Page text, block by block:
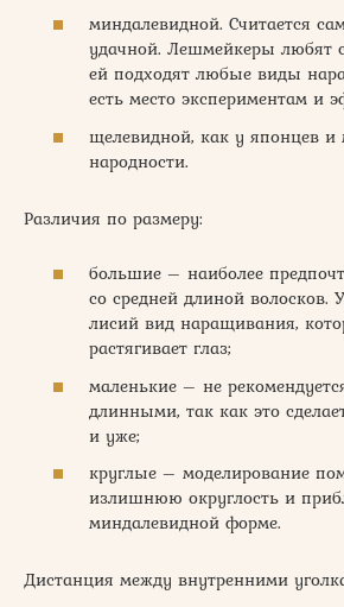
миндалевидной. Считается
удачной. Лешмейкеры любят
ей подходят любые виды
есть место экспериментам и
щелевидной, как у японцев и
народности.
Различия по размеру:
большие – наиболее
со средней длиной волосков.
лисий вид наращивания,
растягивает глаз;
маленькие – не
длинными, так как это
и уже;
круглые – моделирование
излишнюю округлость и
миндалевидной форме.
Дистанция между внутренними